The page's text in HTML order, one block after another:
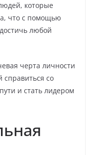
которые
что с помощью
любой
черта личности
справиться со
и стать лидером